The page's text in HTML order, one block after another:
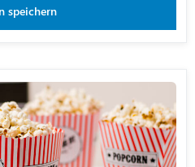
speichern